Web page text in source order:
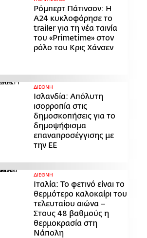
Ρόμπερτ Πάτινσον: Η
Α24 κυκλοφόρησε το
trailer για τη νέα ταινία
του «Primetime» στον
ρόλο του Κρις Χάνσεν
ΔΙΕΘΝΗ
Ισλανδία: Απόλυτη
ισορροπία στις
δημοσκοπήσεις για το
δημοψήφισμα
επαναπροσέγγισης με
την ΕΕ
ΔΙΕΘΝΗ
Ιταλία: Το φετινό είναι το
θερμότερο καλοκαίρι του
τελευταίου αιώνα –
Στους 48 βαθμούς η
θερμοκρασία στη
Νάπολη